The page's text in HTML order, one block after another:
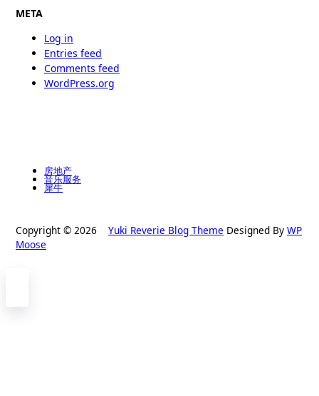
META
Log in
Entries feed
Comments feed
WordPress.org
房地产
音乐服务
犀牛
Copyright © 2026 Yuki Reverie Blog Theme Designed By WP
Moose